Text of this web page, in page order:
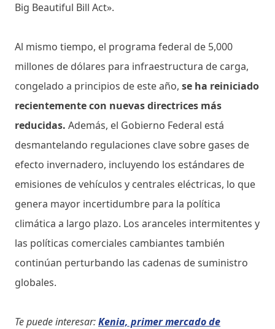
Big Beautiful Bill Act».
Al mismo tiempo, el programa federal de 5,000
millones de dólares para infraestructura de carga,
congelado a principios de este año, se ha reiniciado
recientemente con nuevas directrices más
reducidas. Además, el Gobierno Federal está
desmantelando regulaciones clave sobre gases de
efecto invernadero, incluyendo los estándares de
emisiones de vehículos y centrales eléctricas, lo que
genera mayor incertidumbre para la política
climática a largo plazo. Los aranceles intermitentes y
las políticas comerciales cambiantes también
continúan perturbando las cadenas de suministro
globales.
Te puede interesar:Kenia, primer mercado de